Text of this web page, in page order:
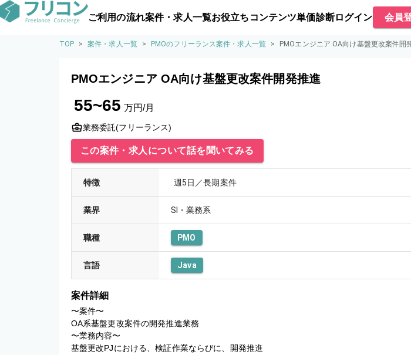
ご利用の流れ案件・求人一覧お役立ちコンテンツ単価診断ログイン 会員
TOP > 案件・求人一覧 > PMOのフリーランス案件・求人一覧 > PMOエンジニア OA向け基盤更改案件開
PMOエンジニア OA向け基盤更改案件開発推進
55~65 万円/月
業務委託(フリーランス)
この案件・求人について話を聞いてみる
特徴 週5日／長期案件
業界 SI・業務系
職種 PMO
言語 Java
案件詳細
〜案件〜
OA系基盤更改案件の開発推進業務
〜業務内容〜
基盤更改PJにおける、検証作業ならびに、開発推進